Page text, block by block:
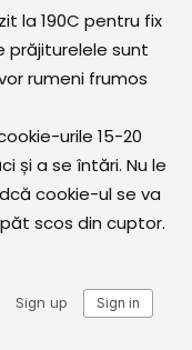
la 190C pentru fix
prăjiturelele sunt
rumeni frumos
urile 15-20
și a se întări. Nu le
cookie-ul se va
scos din cuptor.